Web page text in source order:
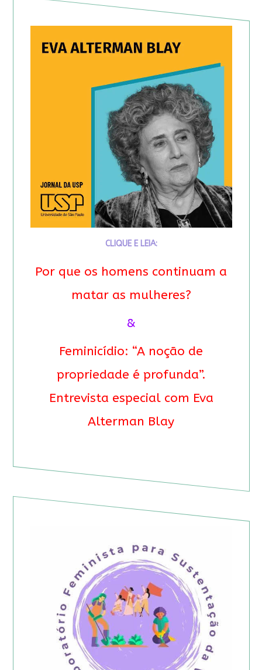
CLIQUE E LEIA:
Por que os homens continuam a
matar as mulheres?
&
Feminicídio: “A noção de
propriedade é profunda”.
Entrevista especial com Eva
Alterman Blay